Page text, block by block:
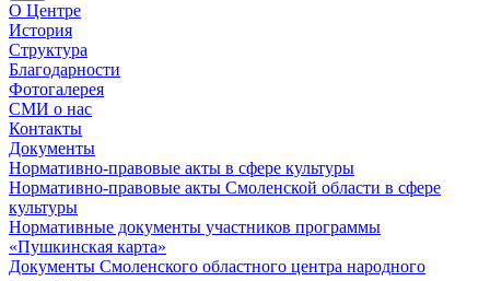
О Центре
История
Структура
Благодарности
Фотогалерея
СМИ о нас
Контакты
Документы
Нормативно-правовые акты в сфере культуры
Нормативно-правовые акты Смоленской области в сфере
культуры
Нормативные документы участников программы
«Пушкинская карта»
Документы Смоленского областного центра народного